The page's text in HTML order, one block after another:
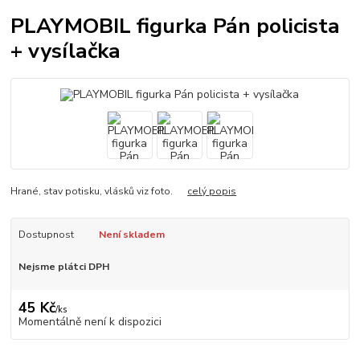
PLAYMOBIL figurka Pán policista
+ vysílačka
Hrané, stav potisku, vlásků viz foto. celý popis
Dostupnost Není skladem
Nejsme plátci DPH
45 Kč/ks
Momentálně není k dispozici